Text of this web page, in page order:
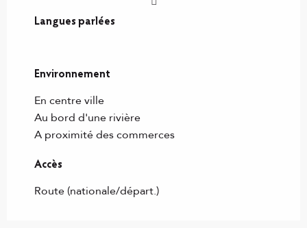
Langues parlées
Langues parlées
Environnement
Environnement
En centre ville
Au bord d'une rivière
A proximité des commerces
Accès
Accès
Route (nationale/départ.)